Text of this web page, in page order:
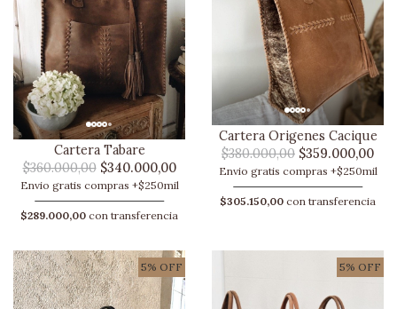
Cartera Tabare
$360.000,00$340.000,00
Envio gratis compras +$250mil
$289.000,00 con transferencia
Cartera Origenes Cacique
$380.000,00 $359.000,00
Envio gratis compras +$250mil
$305.150,00 con transferencia
5% OFF 5% OFF